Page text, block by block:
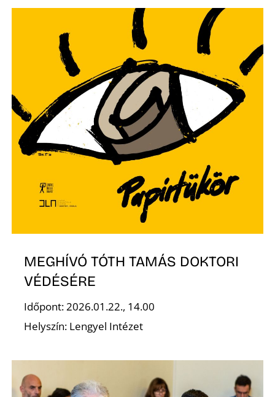
MEGHÍVÓ TÓTH TAMÁS DOKTORI
VÉDÉSÉRE
Időpont: 2026.01.22., 14.00
Helyszín: Lengyel Intézet